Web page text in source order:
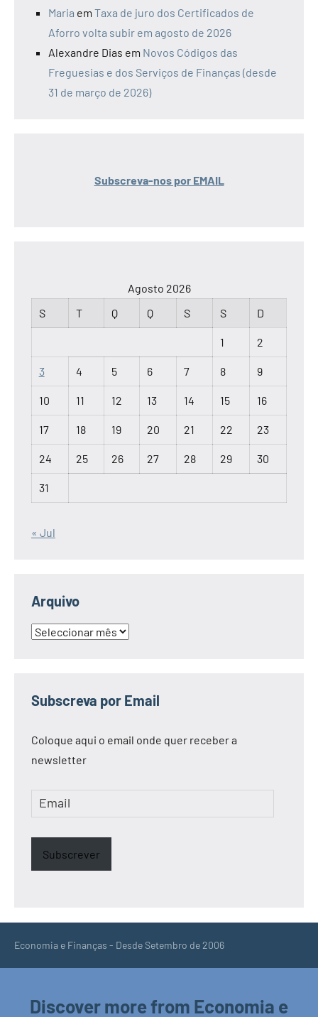
Maria em Taxa de juro dos Certificados de
Aforro volta subir em agosto de 2026
Alexandre Dias em Novos Códigos das
Freguesias e dos Serviços de Finanças (desde
31 de março de 2026)
Subscreva-nos por EMAIL
Agosto 2026
S
T Q Q S S D
1 2
3 4 5 6 7 8 9
10 11 12 13 14 15 16
17 18 19 20 21 22 23
24 25 26 27 28 29 30
31
« Jul
Arquivo
Arquivo
Subscreva por Email
Coloque aqui o email onde quer receber a
newsletter
Email
Subscrever
Economia e Finanças - Desde Setembro de 2006
Discover more from Economia e